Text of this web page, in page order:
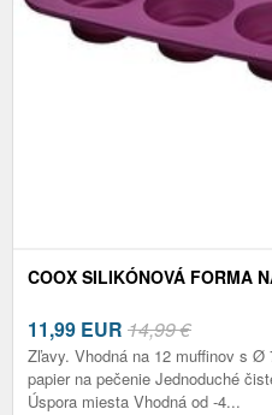
COOX SILIKÓNOVÁ FORMA
11,99 EUR 14,99 €
Zľavy. Vhodná na 12 muffinov s Ø
papier na pečenie Jednoduché
Úspora miesta Vhodná od -4...